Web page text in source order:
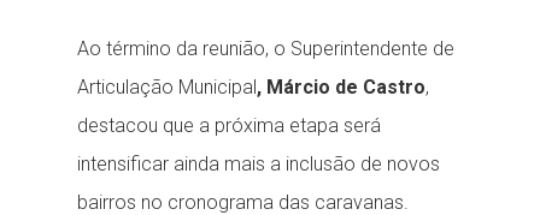
Ao término da reunião, o Superintendente de
Articulação Municipal, Márcio de Castro,
destacou que a próxima etapa será
intensificar ainda mais a inclusão de novos
bairros no cronograma das caravanas.